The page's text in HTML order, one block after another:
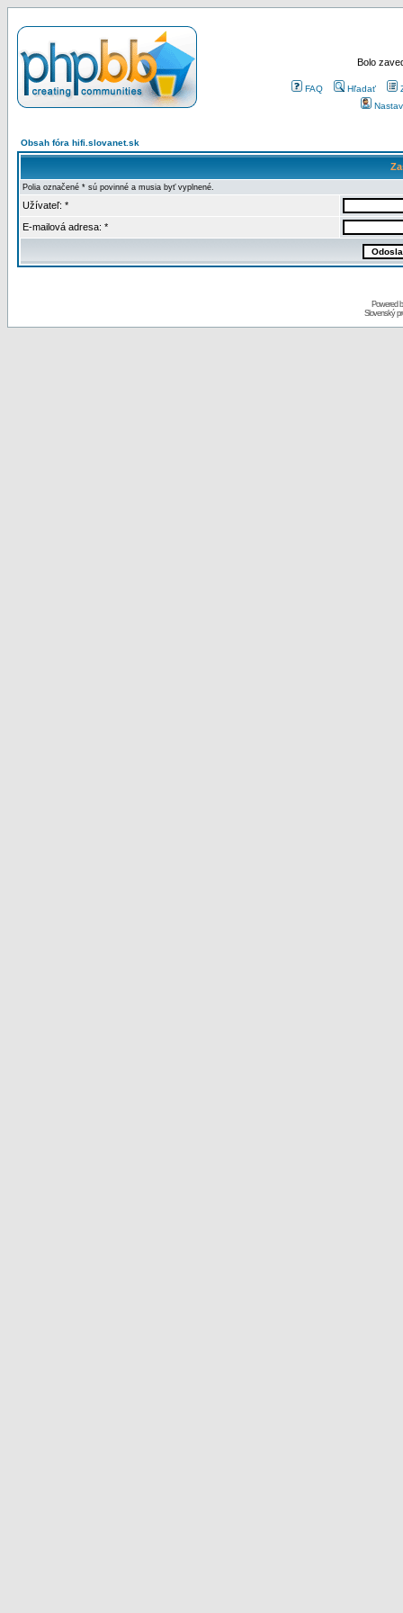
Bolo
FAQ Hľadať
Obsah fóra hifi.slovanet.sk
Polia označené * sú povinné a musia byť vyplnené.
Užívateľ: *
E-mailová adresa: *
Powered
Slovenský